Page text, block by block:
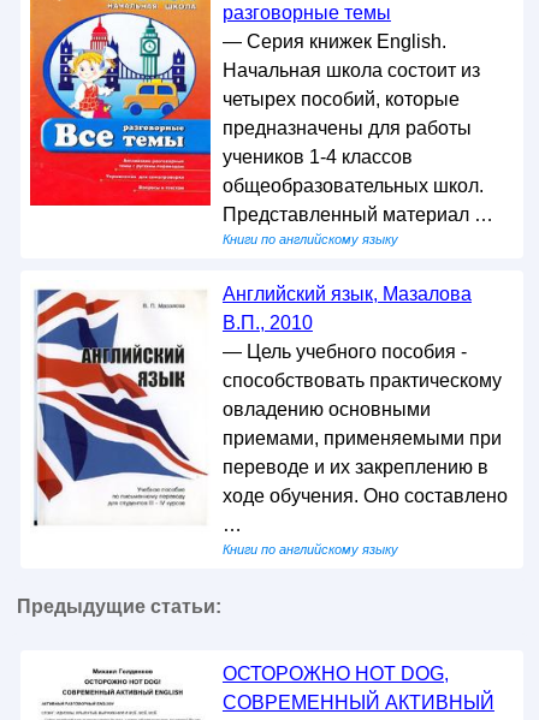
разговорные темы
— Серия книжек English.
Начальная школа состоит из
четырех пособий, которые
предназначены для работы
учеников 1-4 классов
общеобразовательных школ.
Представленный материал …
Книги по английскому языку
Английский язык, Мазалова
В.П., 2010
— Цель учебного пособия -
способствовать практическому
овладению основными
приемами, применяемыми при
переводе и их закреплению в
ходе обучения. Оно составлено
…
Книги по английскому языку
Предыдущие статьи:
ОСТОРОЖНО НОТ DOG,
СОВРЕМЕННЫЙ АКТИВНЫЙ